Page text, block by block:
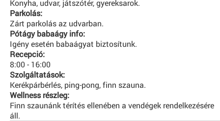
Konyha, udvar, játszótér, gyereksarok.
Parkolás:
Zárt parkolás az udvarban.
Pótágy babaágy info:
Igény esetén babaágyat biztosítunk.
Recepció:
8:00 - 16:00
Szolgáltatások:
Kerékpárbérlés, ping-pong, finn szauna.
Wellness részleg:
Finn szaunánk térítés ellenében a vendégek rendelkezésére
áll.